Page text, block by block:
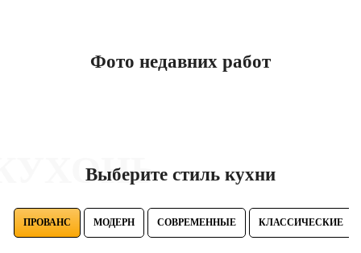
Фото недавних работ
Выберите стиль кухни
ПРОВАНС МОДЕРН СОВРЕМЕННЫЕ КЛАССИЧЕСКИЕ